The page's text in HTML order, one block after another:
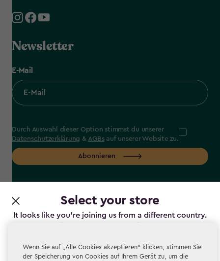
Select your store
It looks like you’re joining us from a different country.
Newsletter
E-Mail
Durch Auswahl dieser Option stimmst du unserer
Datenschutzerklärung &AGBsauf unserer Website zu.
Abonnieren
label.payment
Wenn Sie auf „Alle Cookies akzeptieren“ klicken, stimmen Sie
der Speicherung von Cookies auf Ihrem Gerät zu, um die